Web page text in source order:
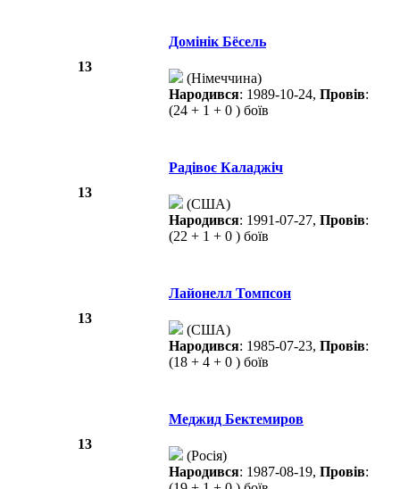
13
Домінік Бёсель
(Німеччина)
Народився: 1989-10-24, Провів:
(24 + 1 + 0 ) боїв
13
Радівоє Каладжіч
(США)
Народився: 1991-07-27, Провів:
(22 + 1 + 0 ) боїв
13
Лайонелл Томпсон
(США)
Народився: 1985-07-23, Провів:
(18 + 4 + 0 ) боїв
13
Меджид Бектемиров
(Росія)
Народився: 1987-08-19, Провів: